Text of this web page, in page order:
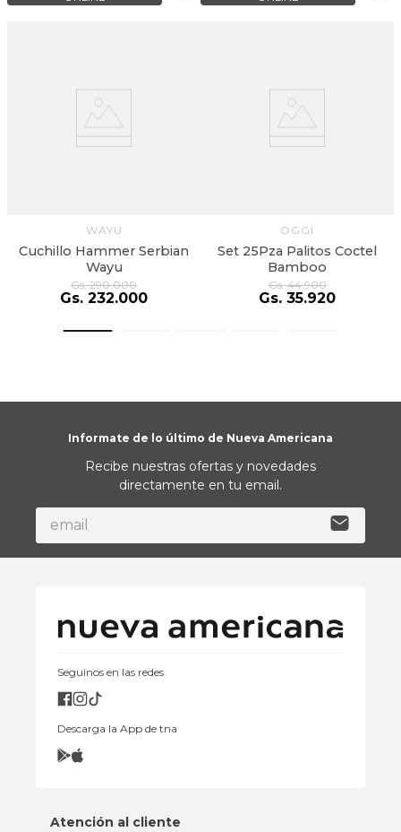
WAYU
Cuchillo Hammer Serbian
Wayu
Gs. 290.000
Gs. 232.000
OGGI
Set 25Pza Palitos Coctel
Bamboo
Gs. 44.900
Gs. 35.920
Informate de lo último de Nueva Americana
Recibe nuestras ofertas y novedades
directamente en tu email.
Seguinos en las redes
Descarga la App de tna
Atención al cliente